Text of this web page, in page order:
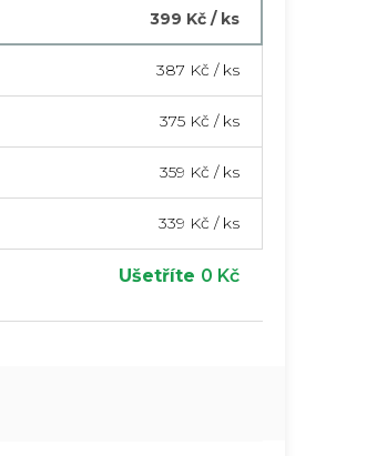
399 Kč/ ks
387 Kč / ks
375 Kč / ks
359 Kč / ks
339 Kč / ks
Ušetříte 0 Kč